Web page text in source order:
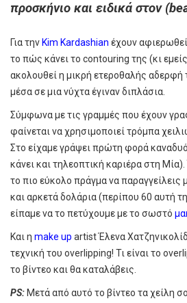
προσκήνιο και ειδικά στον
Για την Kim Kardashian έχουν
το πώς κάνει το contouring της (κι
ακολουθεί η μικρή ετεροθαλής αδερφή
μέσα σε μια νύχτα έγιναν διπλάσια.
Σύμφωνα με τις γραμμές που έχουν
φαίνεται να χρησιμοποιεί τρόμπα
Στο είχαμε γράψει πρώτη φορά καναδυό
κάνει και τηλεοπτική καριέρα στη
το πιο εύκολο πράγμα να παραγγείλεις
και αρκετά δολάρια (περίπου 60 αυτή
είπαμε να το πετύχουμε με το σωστό
Και η make up artist Έλενα
τεχνική του overlipping! Τι είναι το
το βίντεο και θα καταλάβεις.
PS: Μετά από αυτό το βίντεο τα χείλη